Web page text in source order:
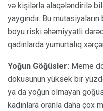
və kişilərlə əlaqələndirilə
yaygındır. Bu
boyu riski əhəmiyyətli
qadınlarda yumurtalıq
Yoğun Göğüsler: Meme
dokusunun yüksek bir
ya da yoğun olmayan
kadınlara oranla daha çox